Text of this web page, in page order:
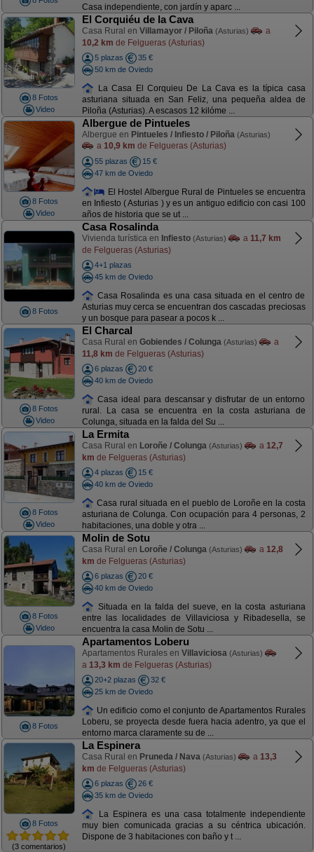
Casa independiente, con jardín y aparc ...
8 Fotos
Video
El Corquiéu de la Cava
Casa Rural en Villamayor / Piloña (Asturias)
a
10,2 km de Felgueras (Asturias)
5 plazas
35 €
50 km de Oviedo
La Casa El Corquieu De La Cava es la típica casa
asturiana situada en San Feliz, una pequeña aldea de
Piloña (Asturias). A escasos 12 kilóme ...
8 Fotos
Video
Albergue de Pintueles
Albergue en Pintueles / Infiesto / Piloña (Asturias)
a 10,9 km de Felgueras (Asturias)
55 plazas
15 €
47 km de Oviedo
El Hostel Albergue Rural de Pintueles se encuentra
en Infiesto ( Asturias ) y es un antiguo edificio con casi 100
años de historia que se ut ...
8 Fotos
Casa Rosalinda
Vivienda turística en Infiesto (Asturias) a 11,7 km
de Felgueras (Asturias)
4+1 plazas
45 km de Oviedo
Casa Rosalinda es una casa situada en el centro de
Asturias muy cerca se encuentran dos cascadas preciosas
y un bosque para pasear a pocos k ...
8 Fotos
Video
El Charcal
Casa Rural en Gobiendes / Colunga (Asturias)
a
11,8 km de Felgueras (Asturias)
6 plazas
20 €
40 km de Oviedo
Casa ideal para descansar y disfrutar de un entorno
rural. La casa se encuentra en la costa asturiana de
Colunga, situada en la falda del Su ...
8 Fotos
Video
La Ermita
Casa Rural en Loroñe / Colunga (Asturias) a 12,7
km de Felgueras (Asturias)
4 plazas
15 €
40 km de Oviedo
Casa rural situada en el pueblo de Loroñe en la costa
asturiana de Colunga. Con ocupación para 4 personas, 2
habitaciones, una doble y otra ...
8 Fotos
Video
Molin de Sotu
Casa Rural en Loroñe / Colunga (Asturias) a 12,8
km de Felgueras (Asturias)
6 plazas
20 €
40 km de Oviedo
Situada en la falda del sueve, en la costa asturiana
entre las localidades de Villaviciosa y Ribadesella, se
encuentra la casa Molin de Sotu ...
8 Fotos
Apartamentos Loberu
Apartamentos Rurales en Villaviciosa (Asturias)
a 13,3 km de Felgueras (Asturias)
20+2 plazas
32 €
25 km de Oviedo
Un edificio como el conjunto de Apartamentos Rurales
Loberu, se proyecta desde fuera hacia adentro, ya que el
entorno marca claramente su de ...
8 Fotos
(3 comentarios)
La Espinera
Casa Rural en Pruneda / Nava (Asturias) a 13,3
km de Felgueras (Asturias)
6 plazas
26 €
35 km de Oviedo
La Espinera es una casa totalmente independiente
muy bien comunicada gracias a su céntrica ubicación.
Dispone de 3 habitaciones con baño y t ...